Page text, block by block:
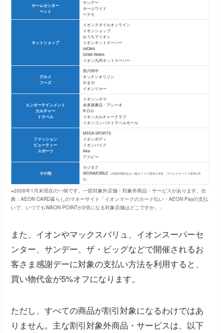
ホームセンター
ペット
サンデー
ホームワイド
ペテモ
ネットショップ
イオンスタイルオンライン
イオンショップ
おうちでイオン
イオンネットスーパー
saQwa
Green Beans
イオン九州ネットスーパー
グルメ
フーズ
四六時中
キッチンオリジン
やまや
イオンリカー
エンターテインメント
カルチャー
トラベル
イオンシネマ
未来屋書店・アシーネ
R.O.U
イオンカルチャークラブ
イオンコンパストラベルモール
ファッション
ビューティー
スポーツ
MEGA SPORTS
イオンボディ
イオンバイク
ikka
アスビー
その他
カジタク
AEONMOBILE （月額利用料金は一般カードで基本の4倍、ゴールドカードで基本の5
倍）
※2026年1月末現在の一例です。一部対象外店舗・対象外商品・サービスがあります。出
典：AEON CARD暮らしのマネーサイト「イオンマークのカード払い・AEON Payの支払
いで、いつでもWAON POINTが2倍になる対象店舗はどこですか。」
また、イオンやマックスバリュ、イオンスーパーセ
ンター、サンデー、ザ・ビッグなどで開催されるお
客さま感謝デーに対象の支払い方法を利用すると、
買い物代金が5%オフになります。
ただし、すべての商品が割引対象になるわけではあ
りません。主な割引対象外商品・サービスは、以下